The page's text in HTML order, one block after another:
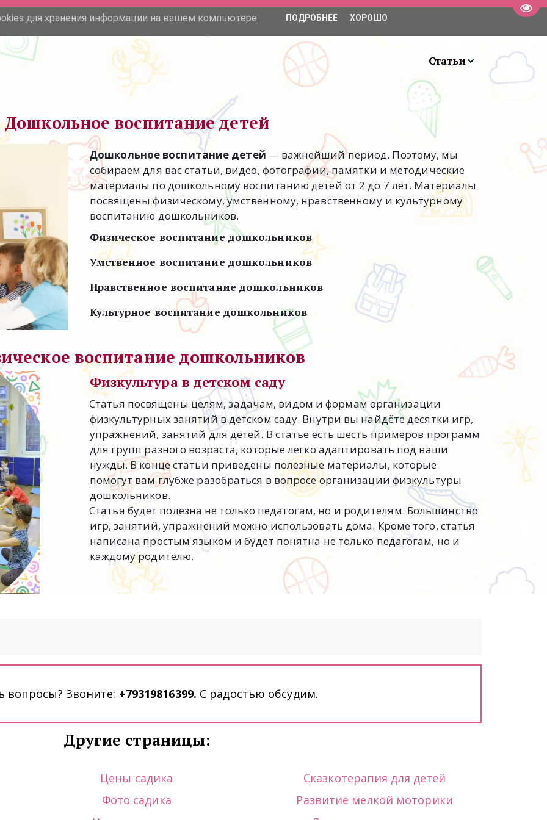
О нас Садики в СПб +7 (931) 981-63-99
Статьи
Дошкольное воспитание детей
Дошкольное воспитание детей — важнейший период. Поэтому, мы
собираем для вас статьи, видео, фотографии, памятки и методические
материалы по дошкольному воспитанию детей от 2 до 7 лет. Материалы
посвящены физическому, умственному, нравственному и культурному
воспитанию дошкольников.
Физическое воспитание дошкольников
Умственное воспитание дошкольников
Нравственное воспитание дошкольников
Культурное воспитание дошкольников
воспитание дошкольников
Физкультура в детском саду
Статья посвящены целям, задачам, видом и формам организации
физкультурных занятий в детском саду. Внутри вы найдёте десятки игр,
упражнений, занятий для детей. В статье есть шесть примеров программ
для групп разного возраста, которые легко адаптировать под ваши
нужды. В конце статьи приведены полезные материалы, которые
помогут вам глубже разобраться в вопросе организации физкультуры
дошкольников.
Статья будет полезна не только педагогам, но и родителям. Большинство
игр, занятий, упражнений можно использовать дома. Кроме того, статья
написана простым языком и будет понятна не только педагогам, но и
каждому родителю.
вопросы? Звоните: +79319816399. С радостью обсудим.
Другие страницы:
Цены садика
Фото садика
Сказкотерапия для детей
Развитие мелкой моторики
для хранения информации на вашем компьютере. ПОДРОБНЕЕ ХОРОШО